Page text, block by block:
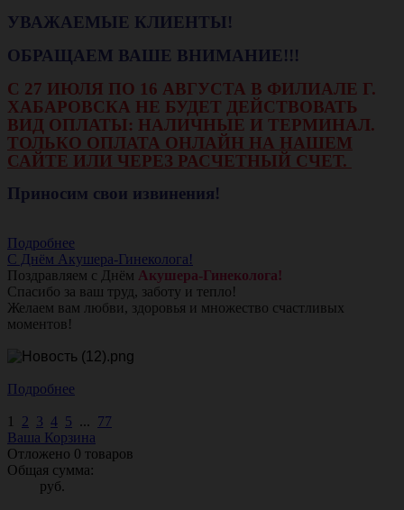
УВАЖАЕМЫЕ КЛИЕНТЫ!
ОБРАЩАЕМ ВАШЕ ВНИМАНИЕ!!!
С 27 ИЮЛЯ ПО 16 АВГУСТА В ФИЛИАЛЕ Г.
ХАБАРОВСКА НЕ БУДЕТ ДЕЙСТВОВАТЬ
ВИД ОПЛАТЫ: НАЛИЧНЫЕ И ТЕРМИНАЛ.
ТОЛЬКО ОПЛАТА ОНЛАЙН НА НАШЕМ
САЙТЕ ИЛИ ЧЕРЕЗ РАСЧЕТНЫЙ СЧЕТ.
Приносим свои извинения!
Подробнее
С Днём Акушера-Гинеколога!
Поздравляем с Днём Акушера-Гинеколога!
Спасибо за ваш труд, заботу и тепло!
Желаем вам любви, здоровья и множество счастливых
моментов!
Подробнее
1 2 3 4 5 ... 77
Ваша Корзина
Отложено 0 товаров
Общая сумма:
руб.